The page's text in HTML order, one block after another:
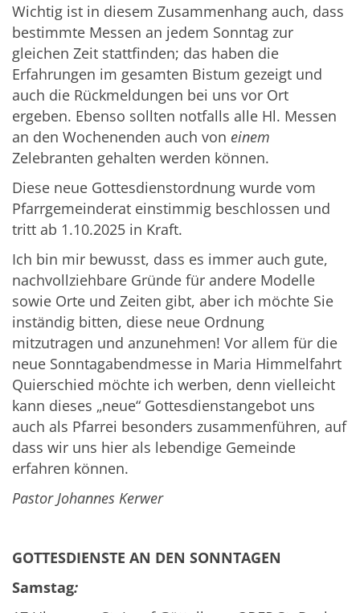
Wichtig ist in diesem Zusammenhang auch, dass
bestimmte Messen an jedem Sonntag zur
gleichen Zeit stattfinden; das haben die
Erfahrungen im gesamten Bistum gezeigt und
auch die Rückmeldungen bei uns vor Ort
ergeben. Ebenso sollten notfalls alle Hl. Messen
an den Wochenenden auch von einem
Zelebranten gehalten werden können.
Diese neue Gottesdienstordnung wurde vom
Pfarrgemeinderat einstimmig beschlossen und
tritt ab 1.10.2025 in Kraft.
Ich bin mir bewusst, dass es immer auch gute,
nachvollziehbare Gründe für andere Modelle
sowie Orte und Zeiten gibt, aber ich möchte Sie
inständig bitten, diese neue Ordnung
mitzutragen und anzunehmen! Vor allem für die
neue Sonntagabendmesse in Maria Himmelfahrt
Quierschied möchte ich werben, denn vielleicht
kann dieses „neue“ Gottesdienstangebot uns
auch als Pfarrei besonders zusammenführen, auf
dass wir uns hier als lebendige Gemeinde
erfahren können.
Pastor Johannes Kerwer
GOTTESDIENSTE AN DEN SONNTAGEN
Samstag: